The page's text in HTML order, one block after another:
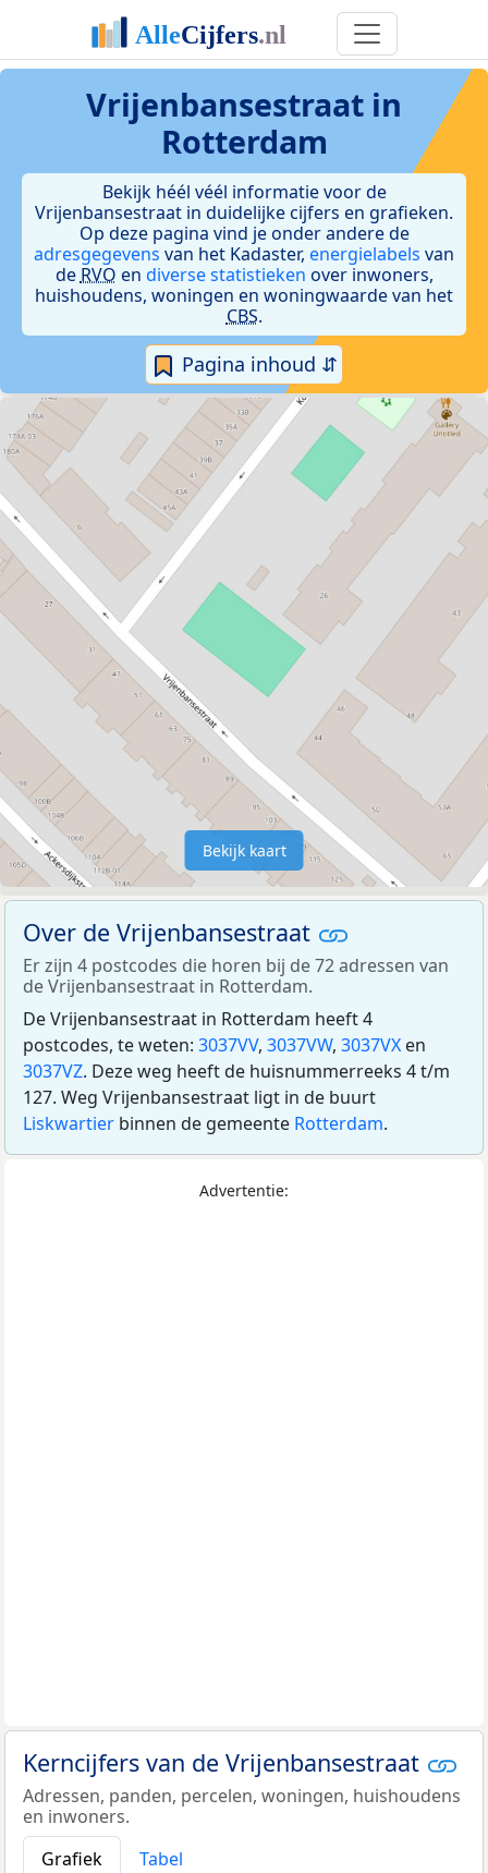
Vrijenbansestraat in
Rotterdam
Bekijk héél véél informatie voor de
Vrijenbansestraat in duidelijke cijfers en grafieken.
Op deze pagina vind je onder andere de
adresgegevens van het Kadaster, energielabels van
de RVO en diverse statistieken over inwoners,
huishoudens, woningen en woningwaarde van het
CBS.
Pagina inhoud ⇵
Bekijk kaart
Over de Vrijenbansestraat
Er zijn 4 postcodes die horen bij de 72 adressen van
de Vrijenbansestraat in Rotterdam.
De Vrijenbansestraat in Rotterdam heeft 4
postcodes, te weten: 3037VV, 3037VW, 3037VX en
3037VZ. Deze weg heeft de huisnummerreeks 4 t/m
127. Weg Vrijenbansestraat ligt in de buurt
Liskwartier binnen de gemeente Rotterdam.
Advertentie:
Kerncijfers van de Vrijenbansestraat
Adressen, panden, percelen, woningen, huishoudens
en inwoners.
Grafiek
Tabel